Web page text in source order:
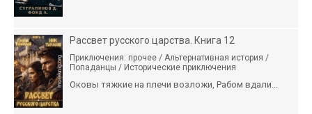
Рассвет русского царства. Книга 12
Приключения: прочее / Альтернативная история /
Попаданцы / Исторические приключения
Оковы тяжкие на плечи возложи, Рабом вдали...